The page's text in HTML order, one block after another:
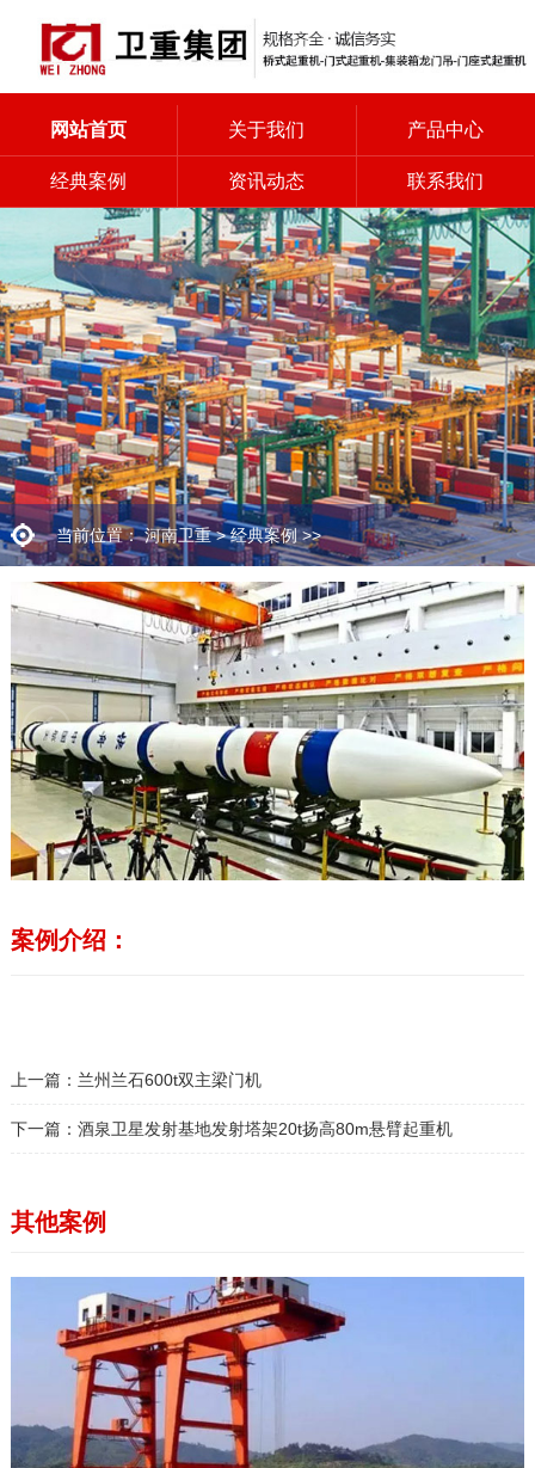
网站首页 关于我们 产品中心
经典案例 资讯动态 联系我们
当前位置：河南卫重>经典案例>>
案例介绍：
上一篇： 兰州兰石600t双主梁门机
下一篇： 酒泉卫星发射基地发射塔架20t扬高80m悬臂起重机
其他案例